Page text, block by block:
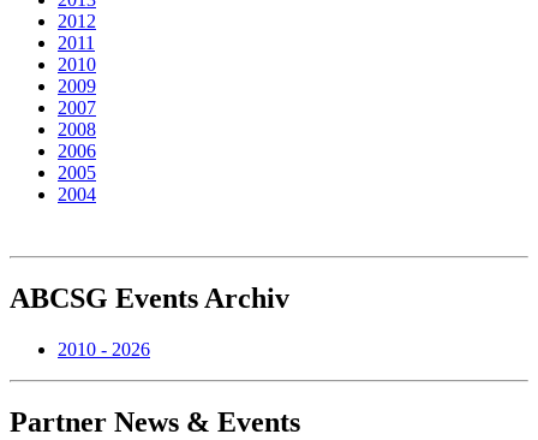
2012
2011
2010
2009
2007
2008
2006
2005
2004
ABCSG Events Archiv
2010 - 2026
Partner News & Events